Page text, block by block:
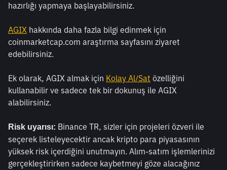
hazırlığı yapmaya başlayabilirsiniz.
AGIX hakkında daha fazla bilgi edinmek için
coinmarketcap.com araştırma sayfasını ziyaret
edebilirsiniz.
Ek olarak, AGIX almak için Kolay Al/Sat özelliğini
kullanabilir ve sadece tek bir dokunuş ile AGIX
alabilirsiniz.
Risk uyarısı: Binance TR, sizler için projeleri özveri ile
seçerek listeleyecektir ancak kripto para piyasasının
yüksek risk içerdiğini unutmayın. Alım-satım işlemlerinizi
gerçekleştirirken sadece kaybetmeyi göze alacağınız